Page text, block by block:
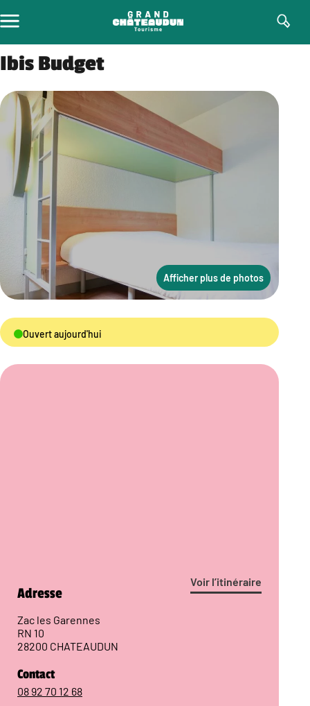
au
contenu
Ibis Budget
Afficher plus de photos
Ouvert aujourd'hui
Voir l’itinéraire
Adresse
Zac les Garennes
RN 10
28200 CHATEAUDUN
Contact
08 92 70 12 68